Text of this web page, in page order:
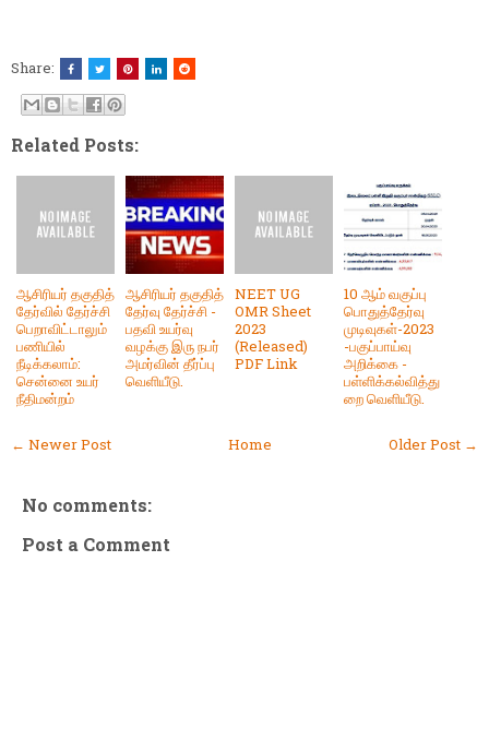
Share:
Related Posts:
ஆசிரியர் தகுதித்
தேர்வில் தேர்ச்சி
பெறாவிட்டாலும்
பணியில்
நீடிக்கலாம்:
சென்னை உயர்
நீதிமன்றம்
ஆசிரியர் தகுதித்
தேர்வு தேர்ச்சி -
பதவி உயர்வு
வழக்கு இரு நபர்
அமர்வின் தீர்ப்பு
வெளியீடு.
NEET UG
OMR Sheet
2023
(Released)
PDF Link
10 ஆம் வகுப்பு
பொதுத்தேர்வு
முடிவுகள்-2023
-பகுப்பாய்வு
அறிக்கை -
பள்ளிக்கல்வித்து
றை வெளியீடு.
← Newer Post Older Post →
Home
No comments:
Post a Comment